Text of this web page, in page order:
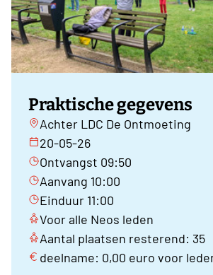
Praktische gegevens
Achter LDC De Ontmoeting
20-05-26
Ontvangst 09:50
Aanvang 10:00
Einduur 11:00
Voor alle Neos leden
Aantal plaatsen resterend: 35
deelname: 0,00 euro voor